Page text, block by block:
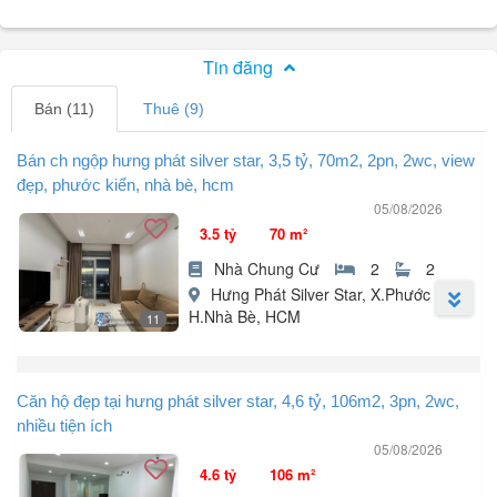
Tin đăng
Bán (11) Thuê (9)
Bán ch ngộp hưng phát silver star, 3,5 tỷ, 70m2, 2pn, 2wc, view
đẹp, phước kiển, nhà bè, hcm
05/08/2026
11
3.5 tỷ 70 m²
Nhà Chung Cư 2
2
Hưng Phát Silver Star, X.Phước Kiển,
H.Nhà Bè, HCM
Phước Kiển, Nhà Bè.
- Giá bán 3,5 tỷ.
+ Nội thất đầy đủ với các tiện nghi như điều hòa, giường, tủ lạnh...
+ Hướng ban công Nam ánh sáng tự nhiên và gió mát.
+ Pháp lý đầy đủ, đảm bảo an tâm cho người mua.
Căn hộ đẹp tại hưng phát silver star, 4,6 tỷ, 106m2, 3pn, 2wc,
nhiều tiện ích
05/08/2026
4.6 tỷ 106 m²